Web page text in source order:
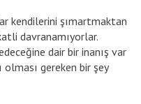
kendilerini şımartmaktan
davranamıyorlar.
dair bir inanış var
olması gereken bir şey